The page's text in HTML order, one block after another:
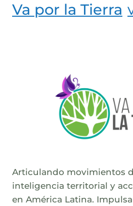
Va por la Tierra
Articulando movimientos
inteligencia territorial y
en América Latina.